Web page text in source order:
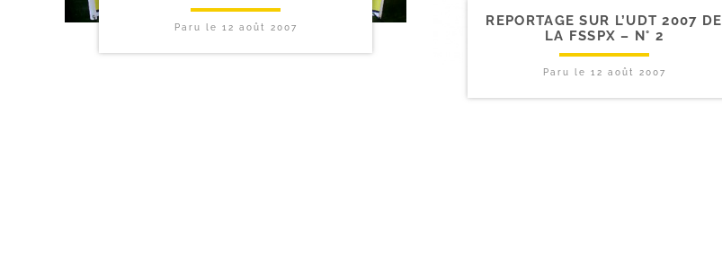
Paru le 12 août 2007
REPORTAGE SUR L’UDT 2007 DE
LA FSSPX – N° 2
Paru le 12 août 2007